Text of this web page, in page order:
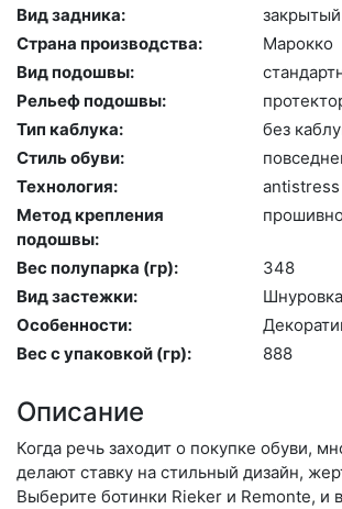
Вид задника:
зак­ры­тый
Страна производства:
Ма­рок­ко
Вид подошвы:
Рельеф подошвы:
Тип каблука:
без
Стиль обуви:
Технология:
an­tist­ress
Метод крепления
подошвы:
Вес полупарка (гр):
348
Вид застежки:
Особенности:
Вес с упаковкой (гр):
888
Описание
Когда речь заходит о покупке обуви,
делают ставку на стильный дизайн,
Выберите бо­тин­ки Rieker и Remonte, и